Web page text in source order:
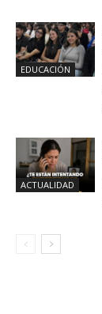
EDUCACIÓN
ACTUALIDAD